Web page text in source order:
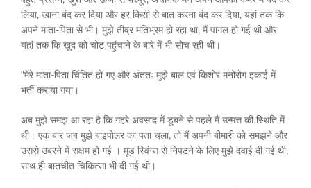
लिया, खाना बंद कर दिया और हर किसी से बात करना बंद कर दिया, यहां तक ​​कि
अपने माता-पिता से भी। मुझे तीव्र मतिभ्रम हो रहा था, मैं पागल हो गई थी और
यहां तक ​​कि खुद को चोट पहुंचाने के बारे में भी सोच रही थी।
“मेरे माता-पिता चिंतित हो गए और अंततः मुझे बाल एवं किशोर मनोरोग इकाई में
भर्ती कराया गया।
अब मुझे समझ आ रहा है कि गहरे अवसाद में डूबने से पहले मैं उन्मत्त की स्थिति में
थी। एक बार जब मुझे बाइपोलर का पता चला, तो मैं अपनी बीमारी को समझने और
उससे उबरने में सक्षम हो गई । मूड स्विंग्स से निपटने के लिए मुझे दवाई दी गई थी,
साथ ही बातचीत चिकित्सा भी दी गई थी।